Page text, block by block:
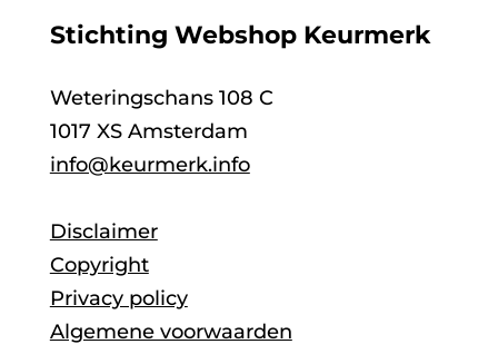
Stichting Webshop Keurmerk
Weteringschans 108 C
1017 XS Amsterdam
info@keurmerk.info
Disclaimer
Copyright
Privacy policy
Algemene voorwaarden